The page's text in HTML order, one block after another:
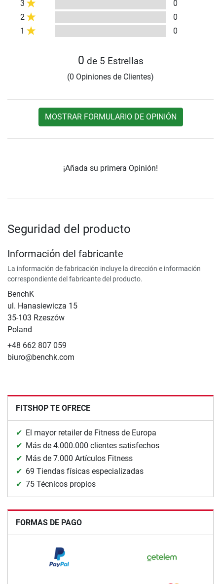
3
0
2
0
1
0
0 de 5 Estrellas
(0 Opiniones de Clientes)
MOSTRAR FORMULARIO DE OPINIÓN
¡Añada su primera Opinión!
Seguridad del producto
Información del fabricante
La información de fabricación incluye la dirección e información
correspondiente del fabricante del producto.
BenchK
ul. Hanasiewicza 15
35-103 Rzeszów
Poland
+48 662 807 059
biuro@benchk.com
FITSHOP TE OFRECE
El mayor retailer de Fitness de Europa
Más de 4.000.000 clientes satisfechos
Más de 7.000 Artículos Fitness
69 Tiendas físicas especializadas
75 Técnicos propios
FORMAS DE PAGO